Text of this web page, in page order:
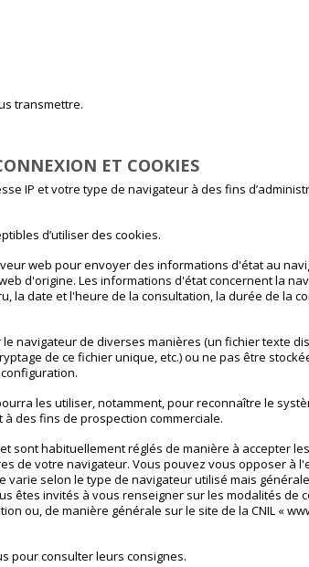
transmettre.
ET COOKIES
IP et votre type de navigateur à des fins
d’utiliser des cookies.
web pour envoyer des informations d'état au
d'origine. Les informations d'état concernent la
la date et l'heure de la consultation, la durée de la
navigateur de diverses manières (un fichier texte
de ce fichier unique, etc.) ou ne pas être
les utiliser, notamment, pour reconnaître le
des fins de prospection commerciale.
sont habituellement réglés de manière à accepter
de votre navigateur. Vous pouvez vous opposer à
selon le type de navigateur utilisé mais
êtes invités à vous renseigner sur les modalités
ou, de manière générale sur le site de la CNIL «
pour consulter leurs consignes.